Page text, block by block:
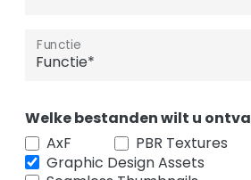
Functie
Welke bestanden wilt u
AxF
PBR Textures
Graphic Design Assets